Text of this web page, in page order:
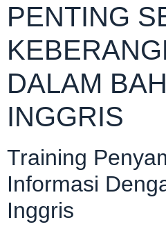
PENTING
DALAM
INGGRIS
Training
Informasi
Inggris